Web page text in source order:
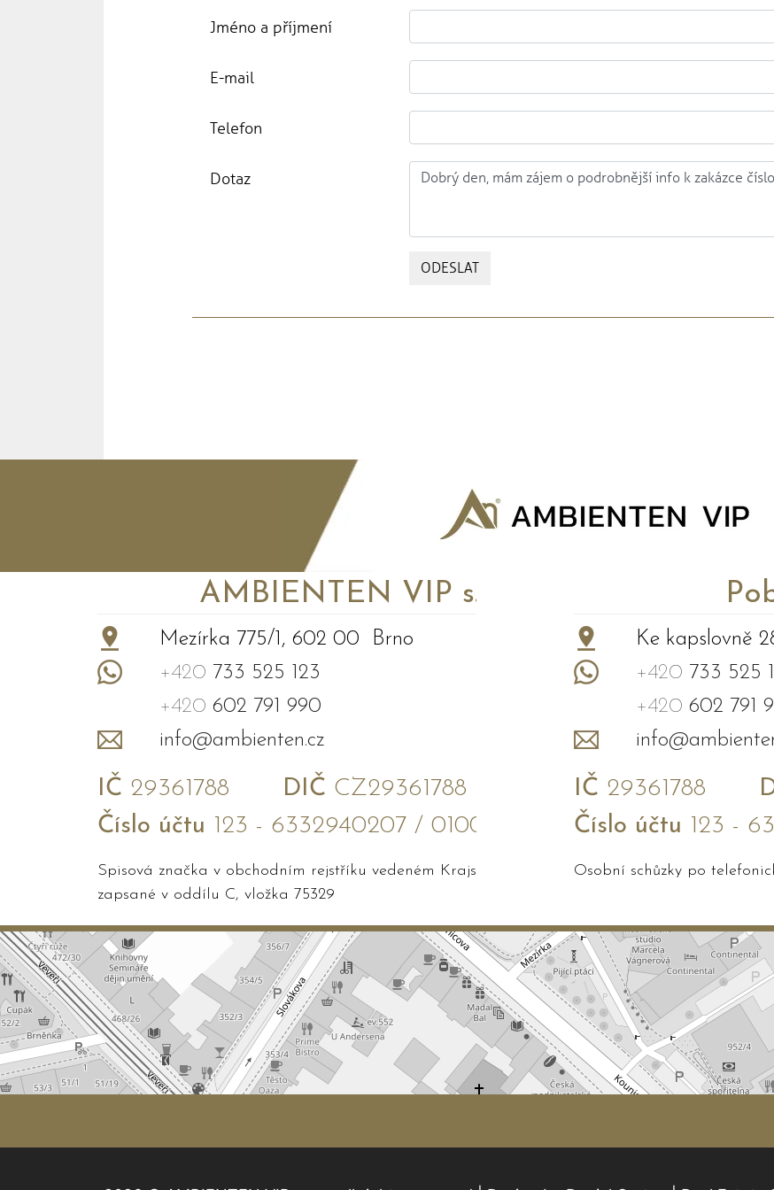
Jméno a příjmení
E-mail
Telefon
Dotaz
ODESLAT
AMBIENTEN VIP s.r.o.
Mezírka 775/1, 602 00 Brno
+420 733 525 123
+420 602 791 990
info@ambienten.cz
IČ 29361788 DIČ CZ29361788
Číslo účtu 123 - 6332940207 / 0100
Spisová značka v obchodním rejstříku vedeném Krajským soudem v Brně
zapsané v oddílu C, vložka 75329
Ke kapslovně
+420 733 525
+420 602 791
IČ 29361788
Číslo účtu 123 -
Osobní schůzky po